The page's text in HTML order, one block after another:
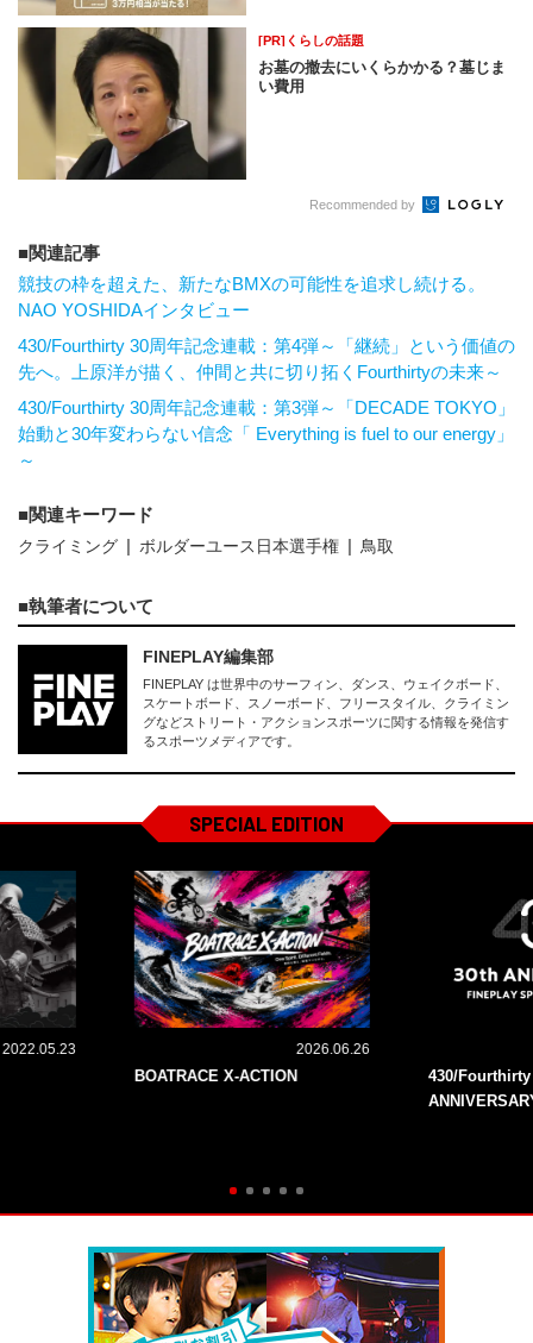
[PR]くらしの話題
お墓の撤去にいくらかかる？墓じま
い費用
Recommended by
関連記事
競技の枠を超えた、新たなBMXの可能性を追求し続ける。
NAO YOSHIDAインタビュー
430/Fourthirty 30周年記念連載：第4弾～「継続」という価値の
先へ。上原洋が描く、仲間と共に切り拓くFourthirtyの未来～
430/Fourthirty 30周年記念連載：第3弾～「DECADE TOKYO」
始動と30年変わらない信念「 Everything is fuel to our energy」
～
関連キーワード
クライミング ボルダーユース日本選手権 鳥取
執筆者について
FINEPLAY編集部
FINEPLAY は世界中のサーフィン、ダンス、ウェイクボード、
スケートボード、スノーボード、フリースタイル、クライミン
グなどストリート・アクションスポーツに関する情報を発信す
るスポーツメディアです。
SPECIAL EDITION
2022.05.23 2026.06.26
BOATRACE X-ACTION
430/